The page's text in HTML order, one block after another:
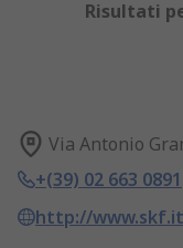
Risultati
Via Antonio
+(39) 02 663 0891
http://www.skf.it